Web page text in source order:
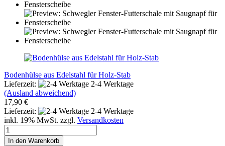
Bodenhülse aus Edelstahl für Holz-Stab
Lieferzeit:
2-4 Werktage
(Ausland abweichend)
17,90 €
Lieferzeit:
2-4 Werktage
inkl. 19% MwSt. zzgl. Versandkosten
In den Warenkorb